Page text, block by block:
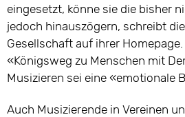
eingesetzt, könne sie die bisher
jedoch hinauszögern, schreibt
Gesellschaft auf ihrer
«Königsweg zu Menschen mit
Musizieren sei eine «emotionale
Auch Musizierende in Vereinen